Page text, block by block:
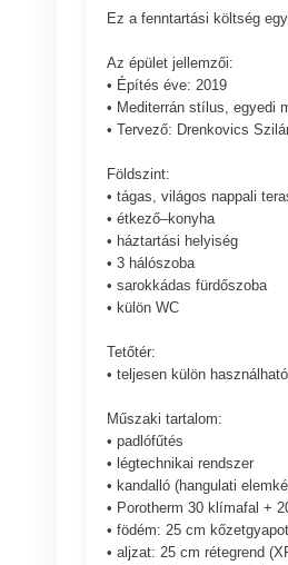
Ez a fenntartási költség
Az épület jellemzői:
• Építés éve: 2019
• Mediterrán stílus, egyedi
• Tervező: Drenkovics
Földszint:
• tágas, világos nappali
• étkező–konyha
• háztartási helyiség
• 3 hálószoba
• sarokkádas fürdőszoba
• külön WC
Tetőtér:
• teljesen külön
Műszaki tartalom:
• padlófűtés
• légtechnikai rendszer
• kandalló (hangulati
• Porotherm 30 klímafal +
• födém: 25 cm kőzetgyapot
• aljzat: 25 cm rétegrend